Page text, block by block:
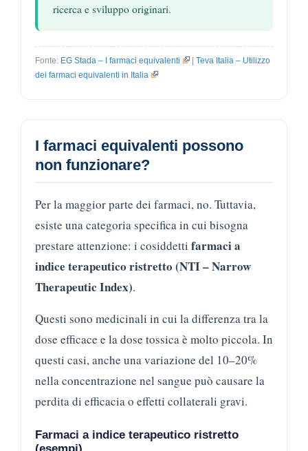
ricerca e sviluppo originari.
Fonte: EG Stada – I farmaci equivalenti | Teva Italia – Utilizzo
dei farmaci equivalenti in Italia
I farmaci equivalenti possono
non funzionare?
Per la maggior parte dei farmaci, no. Tuttavia,
esiste una categoria specifica in cui bisogna
prestare attenzione: i cosiddetti farmaci a
indice terapeutico ristretto (NTI – Narrow
Therapeutic Index).
Questi sono medicinali in cui la differenza tra la
dose efficace e la dose tossica è molto piccola. In
questi casi, anche una variazione del 10–20%
nella concentrazione nel sangue può causare la
perdita di efficacia o effetti collaterali gravi.
Farmaci a indice terapeutico ristretto
(esempi)